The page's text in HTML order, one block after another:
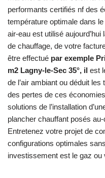
performants certifiés nf des
température optimale dans
air-eau est utilisé
de chauffage, de votre
être effectué par exemple
m2 Lagny-le-Sec 35°, il est
de l’air ambiant ou déduit
des pertes de ces
solutions de l’installation
plancher chauffant posés
Entretenez votre projet de
configurations optimales
investissement est le gaz ou